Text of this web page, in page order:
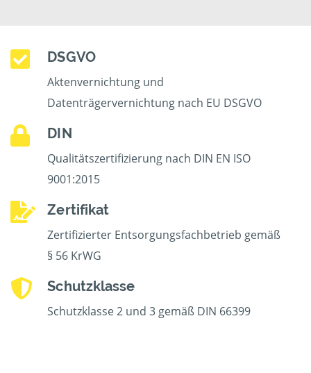
DSGVO
Aktenvernichtung und
Datenträgervernichtung nach EU DSGVO
DIN
Qualitätszertifizierung nach DIN EN ISO
9001:2015
Zertifikat
Zertifizierter Entsorgungsfachbetrieb gemäß
§ 56 KrWG
Schutzklasse
Schutzklasse 2 und 3 gemäß DIN 66399